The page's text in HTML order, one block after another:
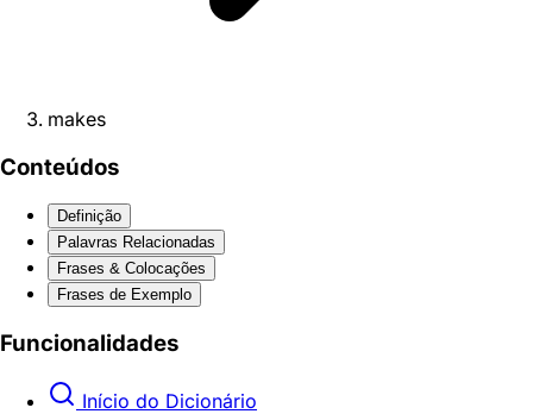
makes
Conteúdos
Definição
Palavras Relacionadas
Frases & Colocações
Frases de Exemplo
Funcionalidades
Início do Dicionário